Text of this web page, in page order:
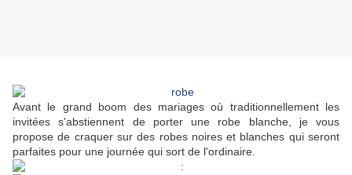
Avant le grand boom des mariages où traditionnellement les
invitées s'abstiennent de porter une robe blanche, je vous
propose de craquer sur des robes noires et blanches qui seront
parfaites pour une journée qui sort de l'ordinaire.